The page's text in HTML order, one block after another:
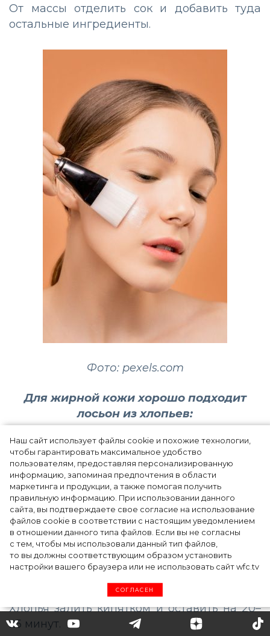
Наш сайт использует файлы cookie и похожие технологии,
чтобы гарантировать максимальное удобство
пользователям, предоставляя персонализированную
информацию, запоминая предпочтения в области
маркетинга и продукции, а также помогая получить
правильную информацию. При использовании данного
сайта, вы подтверждаете свое согласие на использование
файлов cookie в соответствии с настоящим уведомлением
в отношении данного типа файлов. Если вы не согласны
с тем, чтобы мы использовали данный тип файлов,
то вы должны соответствующим образом установить
настройки вашего браузера или не использовать сайт wfc.tv
СОГЛАСЕН
От массы отделить сок и добавить туда
остальные ингредиенты.
Фото: pexels.com
Для жирной кожи хорошо подходит
лосьон из хлопьев:
Хлопья – 3
ст. л.
Кипяченая
вода
Хлопья залить кипятком и оставить на 20–
25 минут.